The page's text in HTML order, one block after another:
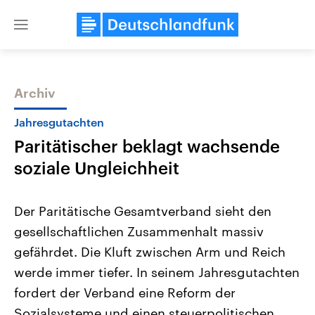
Close
Themen
Landtagswahl Sachsen-Anhalt
2026
Alle Informationen
Sachsen-Anhalt wählt am 6.
September 2026 einen neuen
Landtag. Seit 2021 wird das
Bundesland von einer Koalition aus
USA
Aktuelle Beiträge,
Hintergründe
Wirtschaftlich und
gehören die Vereinigten
den mächtigsten Ländern
mit großem Einfluss auf
Archiv
Jahresgutachten
Paritätischer beklagt wachsende
soziale Ungleichheit
Der Paritätische Gesamtverband sieht den
gesellschaftlichen Zusammenhalt massiv
gefährdet. Die Kluft zwischen Arm und Reich
werde immer tiefer. In seinem Jahresgutachten
fordert der Verband eine Reform der